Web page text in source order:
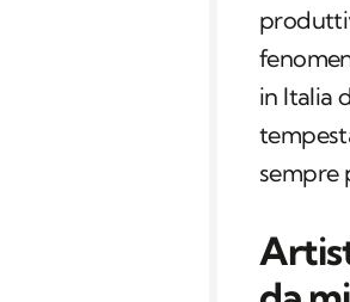
in Italia
sempre